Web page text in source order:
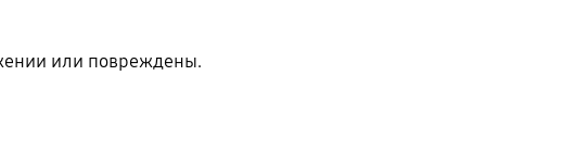
или повреждены.